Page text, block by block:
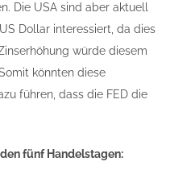
Die USA sind aber aktuell
Dollar interessiert, da dies
würde diesem
könnten diese
führen, dass die FED die
fünf Handelstagen: